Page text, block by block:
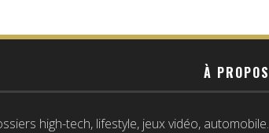
À PROPOS
high-tech, lifestyle, jeux vidéo,